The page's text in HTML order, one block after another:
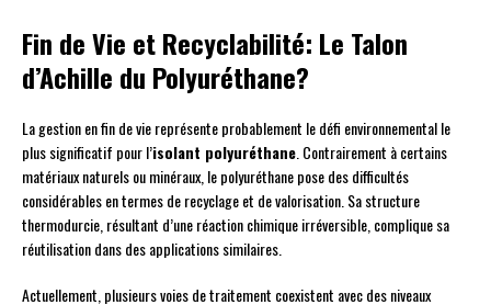
Fin de Vie et Recyclabilité: Le Talon
d’Achille du Polyuréthane?
La gestion en fin de vie représente probablement le défi environnemental le
plus significatif pour l’isolant polyuréthane . Contrairement à certains
matériaux naturels ou minéraux, le polyuréthane pose des difficultés
considérables en termes de recyclage et de valorisation. Sa structure
thermodurcie, résultant d’une réaction chimique irréversible, complique sa
réutilisation dans des applications similaires.
Actuellement, plusieurs voies de traitement coexistent avec des niveaux